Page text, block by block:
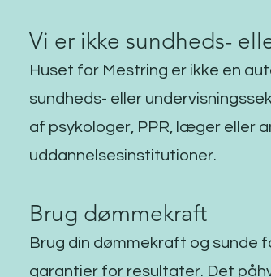
Vi er ikke sundheds-
Huset for Mestring er ikke en
sundheds- eller
af psykologer, PPR, læger eller
uddannelsesinstitutioner.
Brug dømmekraft
Brug din dømmekraft og sunde
garantier for resultater. Det